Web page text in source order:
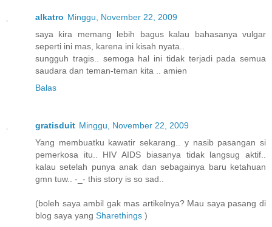
alkatro Minggu, November 22, 2009
saya kira memang lebih bagus kalau bahasanya vulgar
seperti ini mas, karena ini kisah nyata..
sungguh tragis.. semoga hal ini tidak terjadi pada semua
saudara dan teman-teman kita .. amien
Balas
gratisduit Minggu, November 22, 2009
Yang membuatku kawatir sekarang.. y nasib pasangan si
pemerkosa itu.. HIV AIDS biasanya tidak langsug aktif..
kalau setelah punya anak dan sebagainya baru ketahuan
gmn tuw.. -_- this story is so sad..
(boleh saya ambil gak mas artikelnya? Mau saya pasang di
blog saya yang Sharethings )